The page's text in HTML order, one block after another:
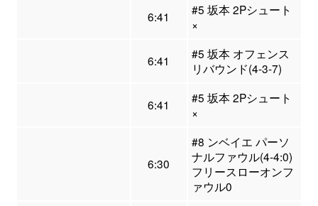
6:41
#5 坂本 2Pシュート
×
6:41
#5 坂本 オフェンス
リバウンド(4-3-7)
6:41
#5 坂本 2Pシュート
×
6:30
#8 ンベイエ パーソ
ナルファウル(4-4:0)
フリースローオンフ
ァウル0